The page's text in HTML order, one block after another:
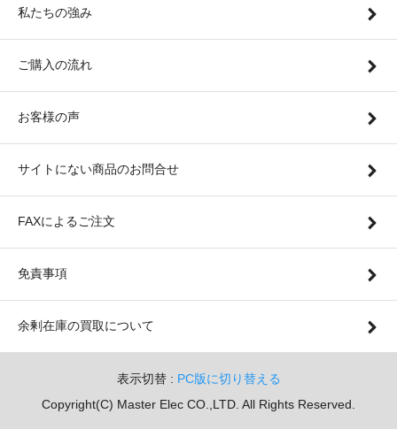
私たちの強み
ご購入の流れ
お客様の声
サイトにない商品のお問合せ
FAXによるご注文
免責事項
余剰在庫の買取について
表示切替 : PC版に切り替える
Copyright(C) Master Elec CO.,LTD. All Rights Reserved.